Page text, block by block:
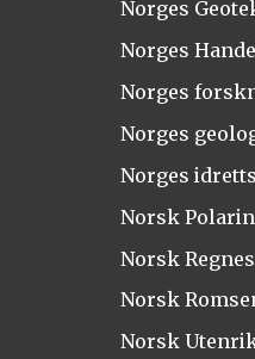
Norges
Norges
Norges
Norges
Norges
Norsk
Norsk
Norsk
Norsk